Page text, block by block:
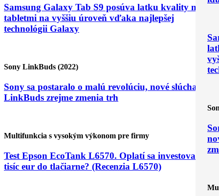
Samsung Galaxy Tab S9 posúva latku kvality medzi
tabletmi na vyššiu úroveň vďaka najlepšej
technológii Galaxy
Sony LinkBuds (2022)
Sony sa postaralo o malú revolúciu, nové slúchadlá
LinkBuds zrejme zmenia trh
Multifunkcia s vysokým výkonom pre firmy
Test Epson EcoTank L6570. Oplatí sa investovať
tisíc eur do tlačiarne? (Recenzia L6570)